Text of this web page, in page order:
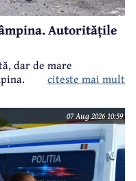
Autoritățile
dar de mare
citeste mai mult
07 Aug 2026 10:59